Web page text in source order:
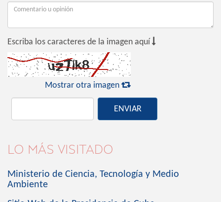
Escriba los caracteres de la imagen aquí 
Mostrar otra imagen 
ENVIAR
LO MÁS VISITADO
Ministerio de Ciencia, Tecnología y Medio
Ambiente